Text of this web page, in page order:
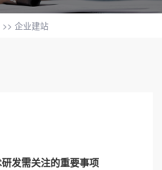
>> 企业建站
发需关注的重要事项